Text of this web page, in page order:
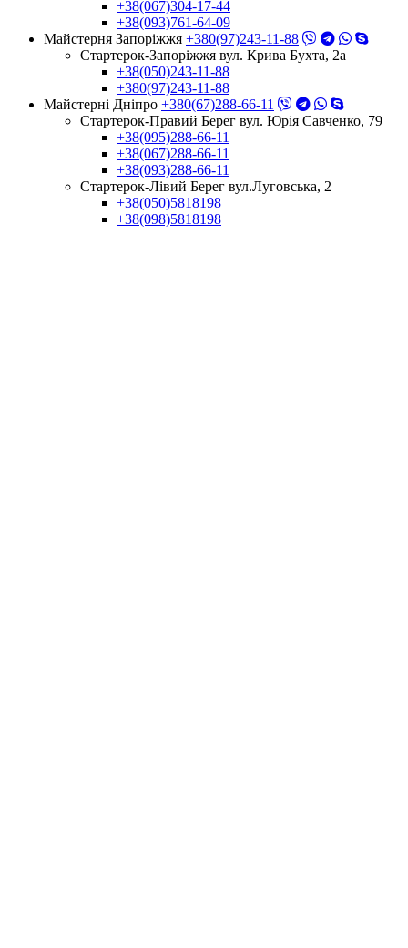
+38(067)304-17-44
+38(093)761-64-09
Майстерня Запоріжжя +380(97)243-11-88
Стартерок-Запоріжжя вул. Крива Бухта, 2а
+38(050)243-11-88
+380(97)243-11-88
Майстерні Днiпро +380(67)288-66-11
Стартерок-Правий Берег вул. Юрія Савченко, 79
+38(095)288-66-11
+38(067)288-66-11
+38(093)288-66-11
Стартерок-Лівий Берег вул.Луговська, 2
+38(050)5818198
+38(098)5818198